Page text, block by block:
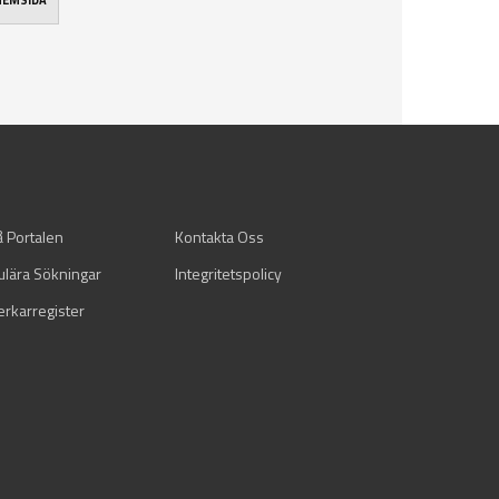
Portalen
Kontakta Oss
Sökningar
Integritetspolicy